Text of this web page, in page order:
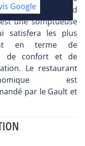
Fna, l'hôtel The Red
une somptueuse
satisfera les plus
en terme de
de confort et de
Le restaurant
est
par le Gault et
Google